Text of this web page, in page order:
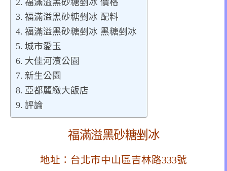
福滿溢黑砂糖剉冰 配料
福滿溢黑砂糖剉冰 黑糖剉冰
城市愛玉
大佳河濱公園
新生公園
亞都麗緻大飯店
評論
福滿溢黑砂糖剉冰
地址：台北市中山區吉林路333號